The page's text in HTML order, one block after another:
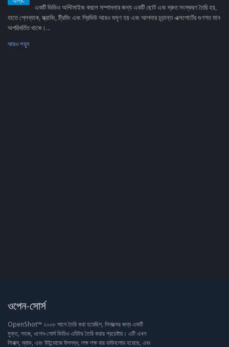
একটি ভিডিও অপ্টিমাইজ করলে সম্পাদনার জন্য একটি ছোট এবং দ্রুত সংস্করণ তৈরি হয়,
যাতে প্লেব্যাক, স্ক্রাবিং, ট্রিমিং এবং প্রিভিউ আরও মসৃণ হয় এবং আপনার চূড়ান্ত এক্সপোর্টের গুণগত মান
অপরিবর্তিত থাকে।...
আরও পড়ুন
ওপেন-সোর্স
OpenShot™ ২০০৮ সালে তৈরি করা হয়েছিল, লিনাক্সের জন্য একটি
মুক্ত, সহজ, ওপেন-সোর্স ভিডিও এডিটর তৈরি করার প্রচেষ্টায়। এটি এখন
লিনাক্স, ম্যাক, এবং উইন্ডোজে উপলব্ধ, লক্ষ লক্ষ বার ডাউনলোড হয়েছে, এবং